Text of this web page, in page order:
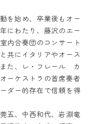
を始め、卒業後もオー
にわたり、藤沢のエー
内合奏団のコンサート
共にイタリアやオース
た、レ・フレール カ
ーケストラの首席奏者
ダー的存在で信頼を得
五、中西和代、岩淵竜